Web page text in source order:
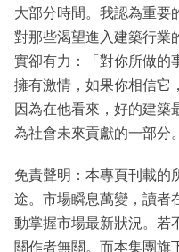
大部分時間。我認為重要
對那些渴望進入建築行業
實卻有力：「對你所做的
擁有激情，如果你相信它
因為在他看來，好的建築
為社會未來貢獻的一部分。
免責聲明：本專頁刊載的
途。市場瞬息萬變，讀者
動掌握市場最新狀況。若
關作者無關。而本集團旗